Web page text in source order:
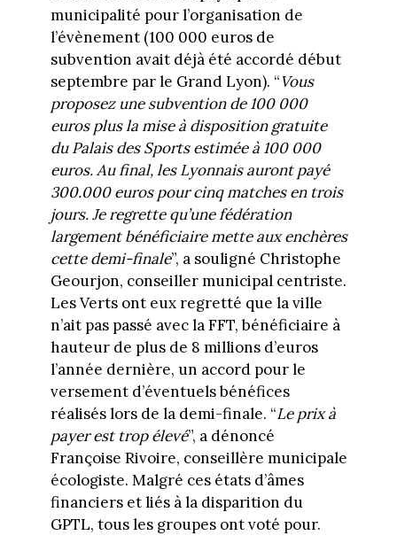
municipalité pour l’organisation de
l’évènement (100 000 euros de
subvention avait déjà été accordé début
septembre par le Grand Lyon). “Vous
proposez une subvention de 100 000
euros plus la mise à disposition gratuite
du Palais des Sports estimée à 100 000
euros. Au final, les Lyonnais auront payé
300.000 euros pour cinq matches en trois
jours. Je regrette qu’une fédération
largement bénéficiaire mette aux enchères
cette demi-finale”, a souligné Christophe
Geourjon, conseiller municipal centriste.
Les Verts ont eux regretté que la ville
n’ait pas passé avec la FFT, bénéficiaire à
hauteur de plus de 8 millions d’euros
l’année dernière, un accord pour le
versement d’éventuels bénéfices
réalisés lors de la demi-finale. “Le prix à
payer est trop élevé”, a dénoncé
Françoise Rivoire, conseillère municipale
écologiste. Malgré ces états d’âmes
financiers et liés à la disparition du
GPTL, tous les groupes ont voté pour.